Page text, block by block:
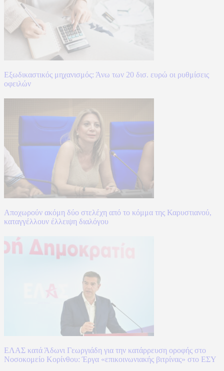
Εξωδικαστικός μηχανισμός: Άνω των 20 δισ. ευρώ οι ρυθμίσεις
οφειλών
Αποχωρούν ακόμη δύο στελέχη από το κόμμα της Καρυστιανού,
καταγγέλλουν έλλειψη διαλόγου
ΕΛΑΣ κατά Άδωνι Γεωργιάδη για την κατάρρευση οροφής στο
Νοσοκομείο Κορίνθου: Έργα «επικοινωνιακής βιτρίνας» στο ΕΣΥ